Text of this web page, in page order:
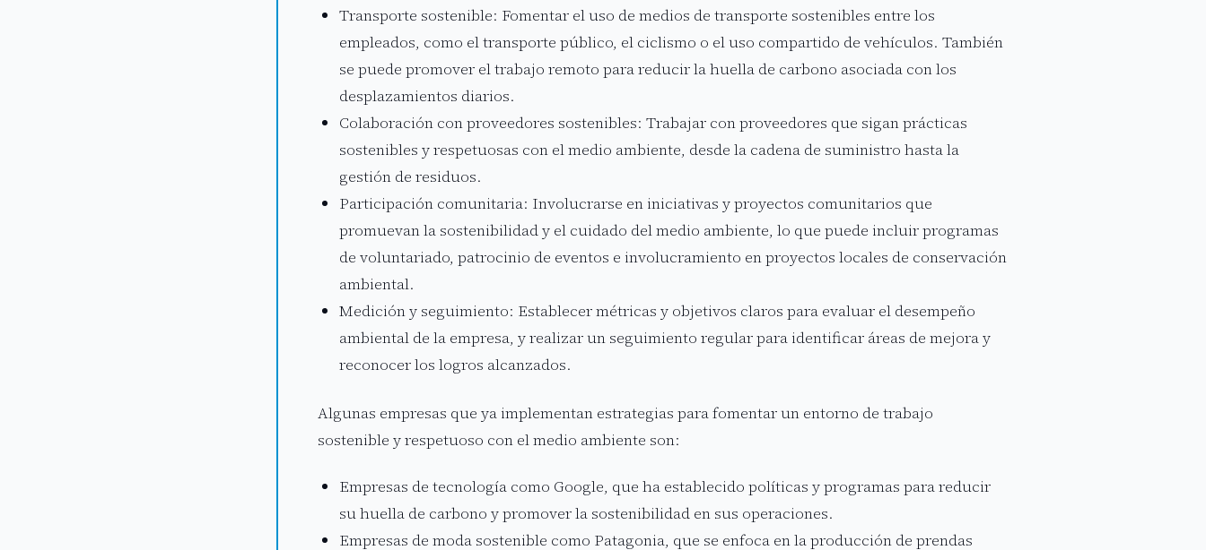
Transporte sostenible: Fomentar el uso de medios de transporte sostenibles entre los
empleados, como el transporte público, el ciclismo o el uso compartido de vehículos. También
se puede promover el trabajo remoto para reducir la huella de carbono asociada con los
desplazamientos diarios.
Colaboración con proveedores sostenibles: Trabajar con proveedores que sigan prácticas
sostenibles y respetuosas con el medio ambiente, desde la cadena de suministro hasta la
gestión de residuos.
Participación comunitaria: Involucrarse en iniciativas y proyectos comunitarios que
promuevan la sostenibilidad y el cuidado del medio ambiente, lo que puede incluir programas
de voluntariado, patrocinio de eventos e involucramiento en proyectos locales de conservación
ambiental.
Medición y seguimiento: Establecer métricas y objetivos claros para evaluar el desempeño
ambiental de la empresa, y realizar un seguimiento regular para identificar áreas de mejora y
reconocer los logros alcanzados.
Algunas empresas que ya implementan estrategias para fomentar un entorno de trabajo
sostenible y respetuoso con el medio ambiente son:
Empresas de tecnología como Google, que ha establecido políticas y programas para reducir
su huella de carbono y promover la sostenibilidad en sus operaciones.
Empresas de moda sostenible como Patagonia, que se enfoca en la producción de prendas